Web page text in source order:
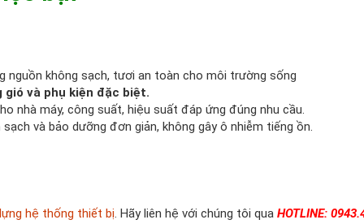
nguồn không sạch, tươi an toàn cho môi trường sống
gió và phụ kiện đặc biệt.
nhà máy, công suất, hiệu suất đáp ứng đúng nhu cầu.
và bảo dưỡng đơn giản, không gây ô nhiễm tiếng ồn.
hệ thống thiết bị. Hãy liên hệ với chúng tôi qua HOTLINE: